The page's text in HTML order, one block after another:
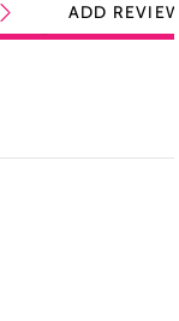
Ringan
ADD